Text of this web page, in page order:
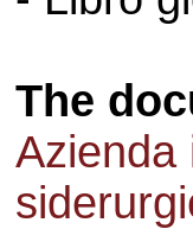
The
Azienda